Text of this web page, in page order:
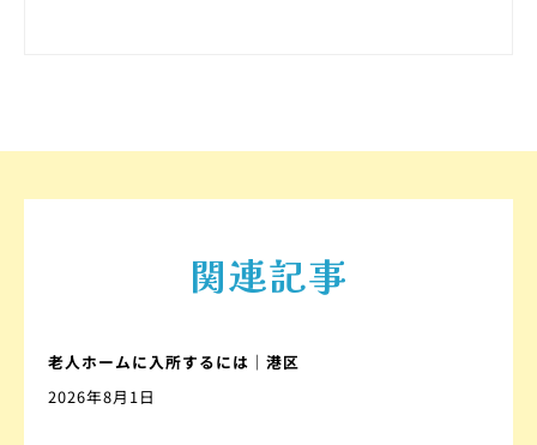
関連記事
老人ホームに入所するには｜港区
2026年8月1日